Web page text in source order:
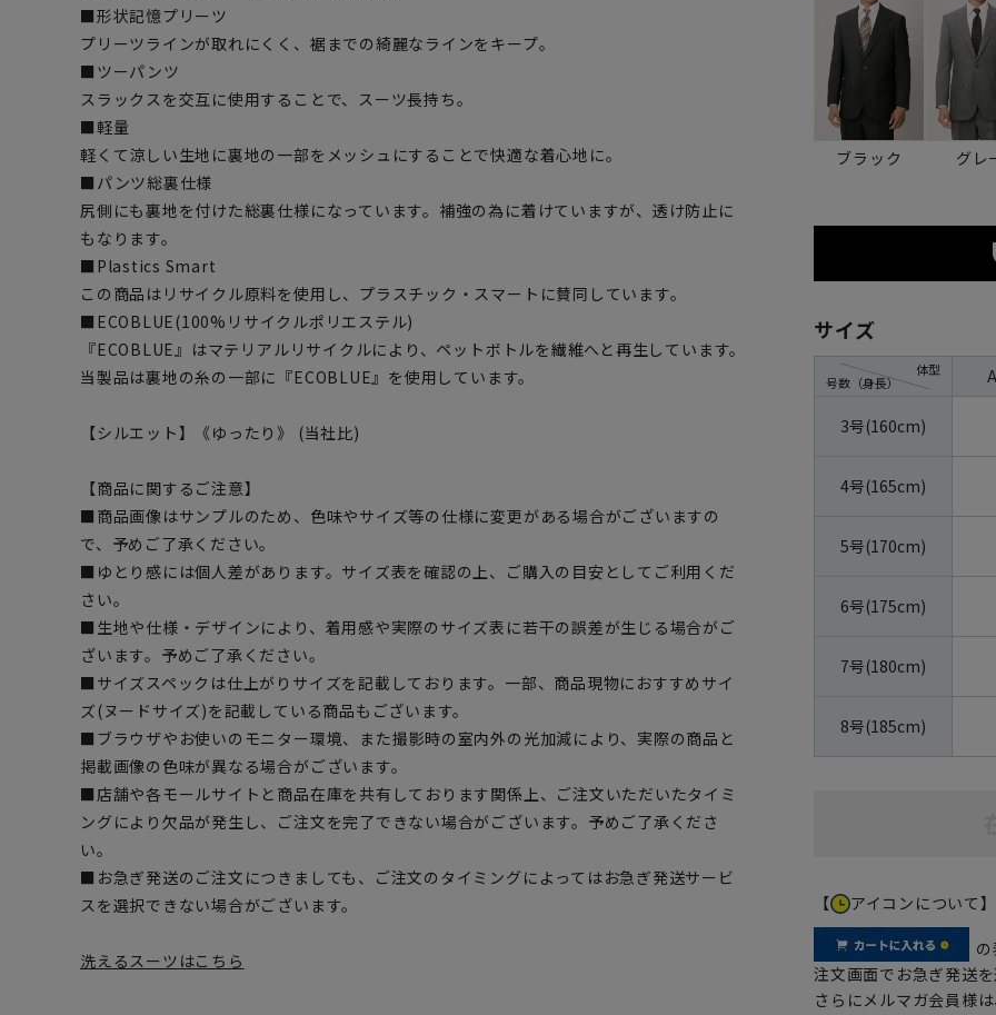
■形状記憶プリーツ
プリーツラインが取れにくく、裾までの綺麗なラインをキープ。
■ツーパンツ
スラックスを交互に使用することで、スーツ長持ち。
■軽量
軽くて涼しい生地に裏地の一部をメッシュにすることで快適な着心地に。
■パンツ総裏仕様
尻側にも裏地を付けた総裏仕様になっています。補強の為に着けていますが、透け防止に
もなります。
■Plastics Smart
この商品はリサイクル原料を使用し、プラスチック・スマートに賛同しています。
■ECOBLUE(100%リサイクルポリエステル)
『ECOBLUE』はマテリアルリサイクルにより、ペットボトルを繊維へと再生しています。
当製品は裏地の糸の一部に『ECOBLUE』を使用しています。
【シルエット】《ゆったり》 (当社比)
【商品に関するご注意】
■商品画像はサンプルのため、色味やサイズ等の仕様に変更がある場合がございますの
で、予めご了承ください。
■ゆとり感には個人差があります。サイズ表を確認の上、ご購入の目安としてご利用くだ
さい。
■生地や仕様・デザインにより、着用感や実際のサイズ表に若干の誤差が生じる場合がご
ざいます。予めご了承ください。
■サイズスペックは仕上がりサイズを記載しております。一部、商品現物におすすめサイ
ズ(ヌードサイズ)を記載している商品もございます。
■ブラウザやお使いのモニター環境、また撮影時の室内外の光加減により、実際の商品と
掲載画像の色味が異なる場合がございます。
■店舗や各モールサイトと商品在庫を共有しております関係上、ご注文いただいたタイミ
ングにより欠品が発生し、ご注文を完了できない場合がございます。予めご了承くださ
い。
■お急ぎ発送のご注文につきましても、ご注文のタイミングによってはお急ぎ発送サービ
スを選択できない場合がございます。
洗えるスーツはこちら
ブラック グレ
サイズ
号数（身長）
体型
3号(160cm)
4号(165cm)
5号(170cm)
6号(175cm)
7号(180cm)
8号(185cm)
【 アイコンについて】
の
注文画面でお急ぎ発送を
さらにメルマガ会員様